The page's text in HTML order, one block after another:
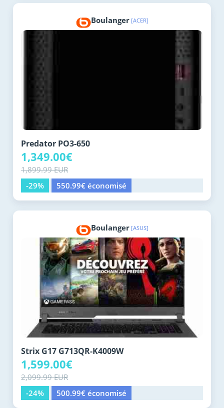
Boulanger [ACER]
Predator PO3-650
1,349.00€
1,899.99 EUR
-29%
550.99€ économisé
Boulanger [ASUS]
Strix G17 G713QR-K4009W
1,599.00€
2,099.99 EUR
-24%
500.99€ économisé